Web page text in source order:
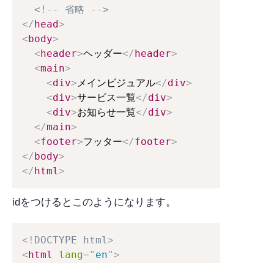
<!-- 省略 -->
</ head>
< body>
< header>ヘッダー</ header>
<main>
<div>メインビジュアル</div>
<div>サービス一覧</div>
<div>お知らせ一覧</div>
</main>
<footer>フッター</footer>
</ body>
</ html>
idをつけるとこのようになります。
<! DOCTYPE html>
< html lang=" en">